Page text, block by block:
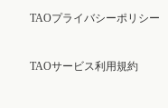
TAOプライバシーポリシー
TAOサービス利用規約